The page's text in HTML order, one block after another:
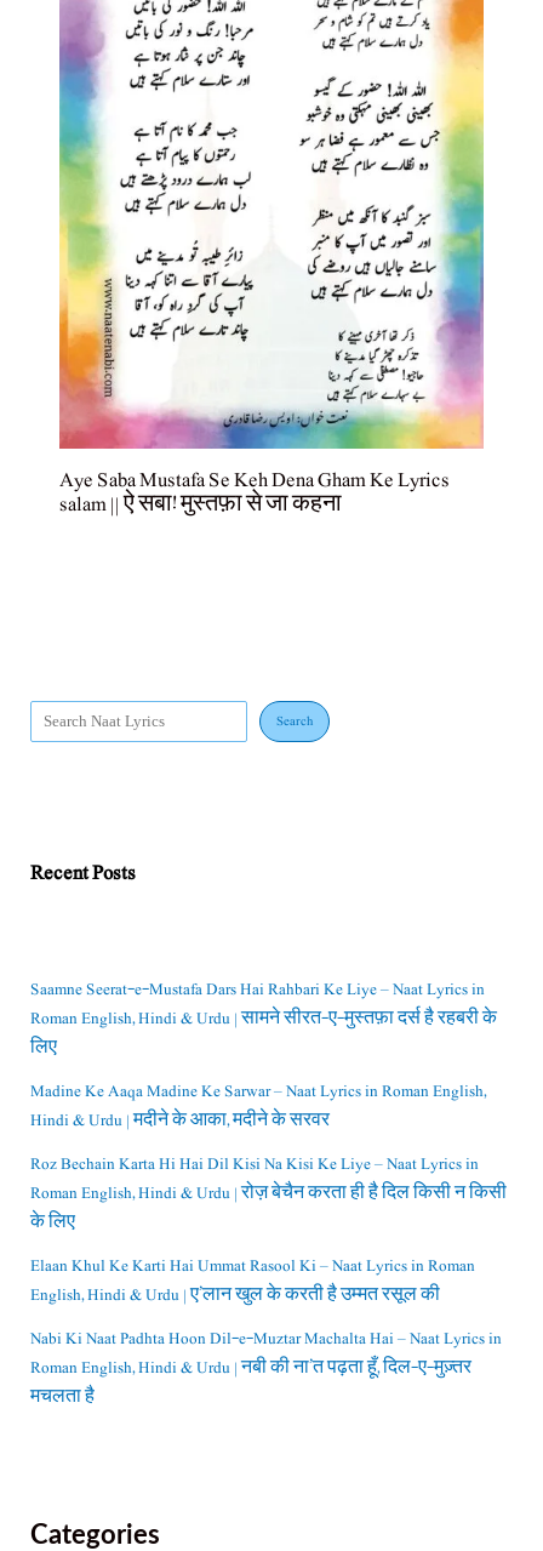
Aye Saba Mustafa Se Keh Dena Gham Ke Lyrics
salam || ऐ सबा! मुस्तफ़ा से जा कहना
Search
Recent Posts
Saamne Seerat-e-Mustafa Dars Hai Rahbari Ke Liye – Naat Lyrics in
Roman English, Hindi & Urdu | सामने सीरत-ए-मुस्तफ़ा दर्स है रहबरी के
लिए
Madine Ke Aaqa Madine Ke Sarwar – Naat Lyrics in Roman English,
Hindi & Urdu | मदीने के आका, मदीने के सरवर
Roz Bechain Karta Hi Hai Dil Kisi Na Kisi Ke Liye – Naat Lyrics in
Roman English, Hindi & Urdu | रोज़ बेचैन करता ही है दिल किसी न किसी
के लिए
Elaan Khul Ke Karti Hai Ummat Rasool Ki – Naat Lyrics in Roman
English, Hindi & Urdu | ए’लान खुल के करती है उम्मत रसूल की
Nabi Ki Naat Padhta Hoon Dil-e-Muztar Machalta Hai – Naat Lyrics in
Roman English, Hindi & Urdu | नबी की ना’त पढ़ता हूँ, दिल-ए-मुज़्तर
मचलता है
Categories